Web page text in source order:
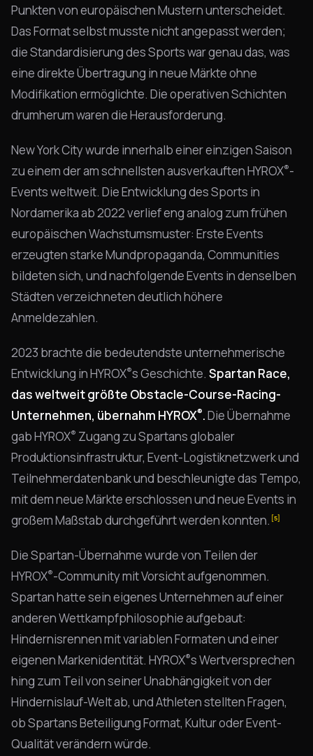
Punkten von europäischen Mustern unterscheidet.
Das Format selbst musste nicht angepasst werden;
die Standardisierung des Sports war genau das, was
eine direkte Übertragung in neue Märkte ohne
Modifikation ermöglichte. Die operativen Schichten
drumherum waren die Herausforderung.
New York City wurde innerhalb einer einzigen Saison
zu einem der am schnellsten ausverkauften HYROX®-
Events weltweit. Die Entwicklung des Sports in
Nordamerika ab 2022 verlief eng analog zum frühen
europäischen Wachstumsmuster: Erste Events
erzeugten starke Mundpropaganda, Communities
bildeten sich, und nachfolgende Events in denselben
Städten verzeichneten deutlich höhere
Anmeldezahlen.
2023 brachte die bedeutendste unternehmerische
Entwicklung in HYROX®s Geschichte. Spartan Race,
das weltweit größte Obstacle-Course-Racing-
Unternehmen, übernahm HYROX®.Die Übernahme
gab HYROX® Zugang zu Spartans globaler
Produktionsinfrastruktur, Event-Logistiknetzwerk und
Teilnehmerdatenbank und beschleunigte das Tempo,
mit dem neue Märkte erschlossen und neue Events in
großem Maßstab durchgeführt werden konnten. [5]
Die Spartan-Übernahme wurde von Teilen der
HYROX®-Community mit Vorsicht aufgenommen.
Spartan hatte sein eigenes Unternehmen auf einer
anderen Wettkampfphilosophie aufgebaut:
Hindernisrennen mit variablen Formaten und einer
eigenen Markenidentität. HYROX®s Wertversprechen
hing zum Teil von seiner Unabhängigkeit von der
Hindernislauf-Welt ab, und Athleten stellten Fragen,
ob Spartans Beteiligung Format, Kultur oder Event-
Qualität verändern würde.